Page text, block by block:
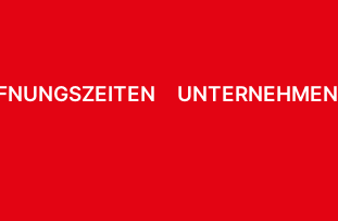
UNTERNEHMEN